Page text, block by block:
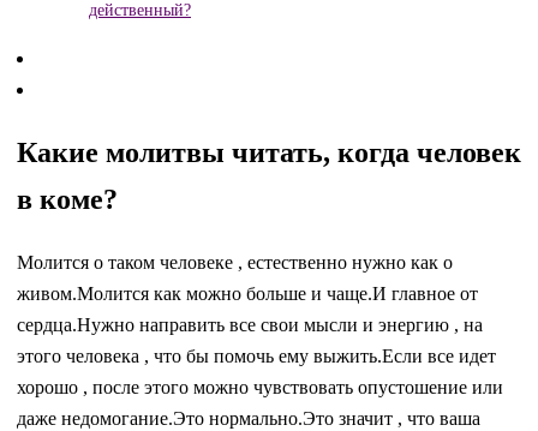
действенный?
Какие молитвы читать, когда человек
в коме?
Молится о таком человеке , естественно нужно как о
живом.Молится как можно больше и чаще.И главное от
сердца.Нужно направить все свои мысли и энергию , на
этого человека , что бы помочь ему выжить.Если все идет
хорошо , после этого можно чувствовать опустошение или
даже недомогание.Это нормально.Это значит , что ваша